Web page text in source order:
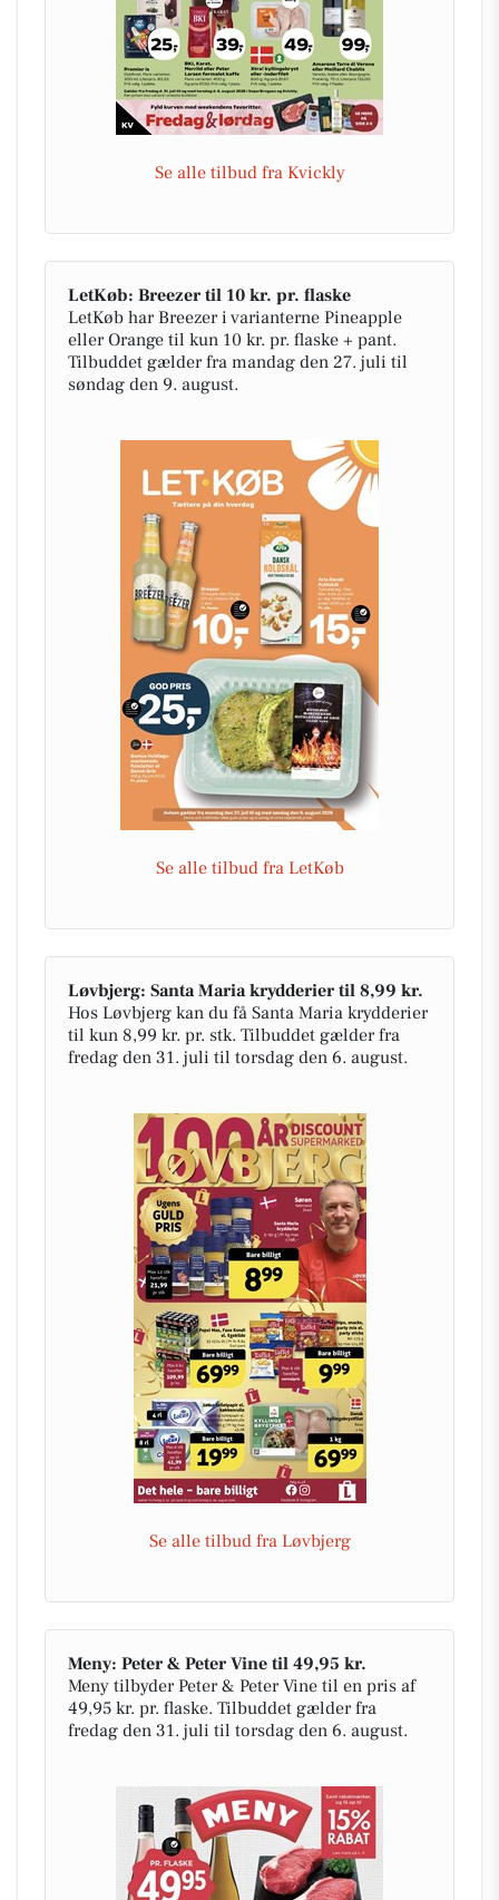
Se alle tilbud fra Kvickly
LetKøb: Breezer til 10 kr. pr. flaske
LetKøb har Breezer i varianterne Pineapple
eller Orange til kun 10 kr. pr. flaske + pant.
Tilbuddet gælder fra mandag den 27. juli til
søndag den 9. august.
Se alle tilbud fra LetKøb
Løvbjerg: Santa Maria krydderier til 8,99 kr.
Hos Løvbjerg kan du få Santa Maria krydderier
til kun 8,99 kr. pr. stk. Tilbuddet gælder fra
fredag den 31. juli til torsdag den 6. august.
Se alle tilbud fra Løvbjerg
Meny: Peter & Peter Vine til 49,95 kr.
Meny tilbyder Peter & Peter Vine til en pris af
49,95 kr. pr. flaske. Tilbuddet gælder fra
fredag den 31. juli til torsdag den 6. august.